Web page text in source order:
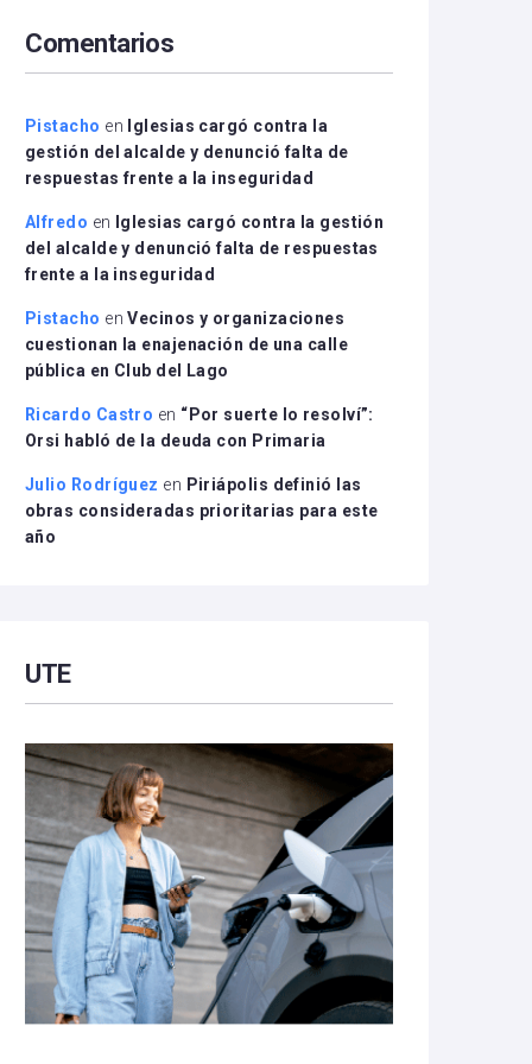
disminuir
el
Comentarios
Pistacho en
Iglesias cargó contra la
gestión del alcalde y denunció falta de
respuestas frente a la inseguridad
Alfredo en
Iglesias cargó contra la gestión
del alcalde y denunció falta de respuestas
frente a la inseguridad
Pistacho enVecinos y organizaciones
cuestionan la enajenación de una calle
pública en Club del Lago
Ricardo Castro en “Por suerte lo resolví”:
Orsi habló de la deuda con Primaria
Julio Rodríguez en Piriápolis definió las
obras consideradas prioritarias para este
año
UTE